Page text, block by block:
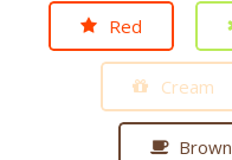
Red
Cream
Brown